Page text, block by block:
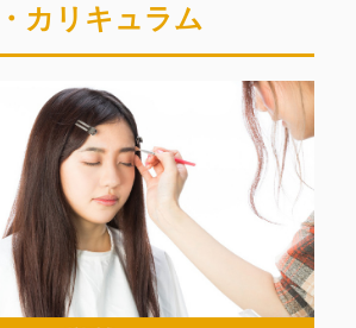
カリキュラム